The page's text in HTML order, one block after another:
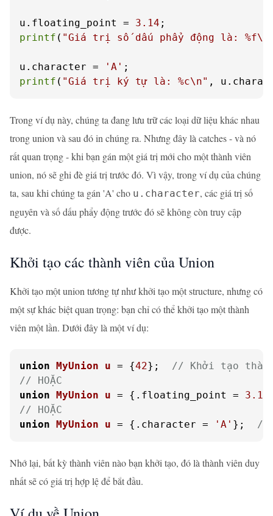
u.floating_point = 3.14
printf ( "Giá trị số dấu phẩy động là:
u.character = 'A'
printf ( "Giá trị ký tự là: %c\n" ,
Trong ví dụ này, chúng ta đang lưu trữ các loại dữ liệu khác nhau
trong union và sau đó in chúng ra. Nhưng đây là catches - và nó
rất quan trọng - khi bạn gán một giá trị mới cho một thành viên
union, nó sẽ ghi đè giá trị trước đó. Vì vậy, trong ví dụ của chúng
ta, sau khi chúng ta gán 'A' cho u.character, các giá trị số
nguyên và số dấu phẩy động trước đó sẽ không còn truy cập
được.
Khởi tạo các thành viên của Union
Khởi tạo một union tương tự như khởi tạo một structure, nhưng có
một sự khác biệt quan trọng: bạn chỉ có thể khởi tạo một thành
viên một lần. Dưới đây là một ví dụ:
union MyUnion u = {42}; // Khởi tạo
// HOẶC
union MyUnion u = {.floating_point = 3.14
// HOẶC
union MyUnion u = {.character = 'A' }; //
Nhớ lại, bất kỳ thành viên nào bạn khởi tạo, đó là thành viên duy
nhất sẽ có giá trị hợp lệ để bắt đầu.